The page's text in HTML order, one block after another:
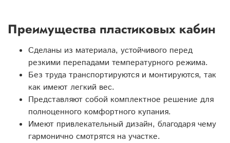
Преимущества пластиковых кабин
Сделаны из материала, устойчивого перед
резкими перепадами температурного режима.
Без труда транспортируются и монтируются, так
как имеют легкий вес.
Представляют собой комплектное решение для
полноценного комфортного купания.
Имеют привлекательный дизайн, благодаря чему
гармонично смотрятся на участке.